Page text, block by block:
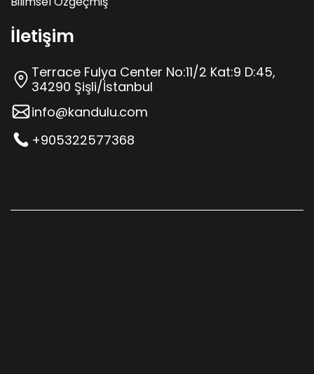
İletişim
Terrace Fulya Center No:11/2 Kat:9 D:45,
34290 Şişli/İstanbul
info@kandulu.com
+905322577368